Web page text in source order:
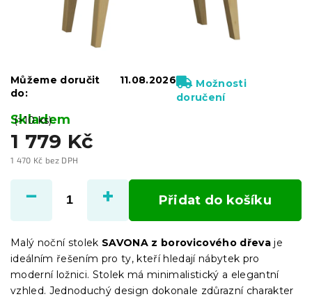
1 779 Kč
1 470 Kč bez DPH
cena:
Skladem
(>10 ks)
Můžeme doručit
do:
11.08.2026
Možnosti
doručení
Přidat do košíku
Malý noční stolek SAVONA z borovicového dřeva je
ideálním řešením pro ty, kteří hledají nábytek pro
moderní ložnici. Stolek má minimalistický a elegantní
vzhled. Jednoduchý design dokonale zdůrazní charakter